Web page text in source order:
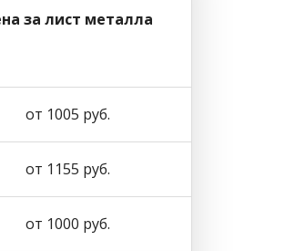
за лист металла
от 1005 руб.
от 1155 руб.
от 1000 руб.